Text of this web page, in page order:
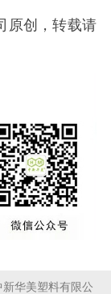
原创，转载请
新华美塑料有限公